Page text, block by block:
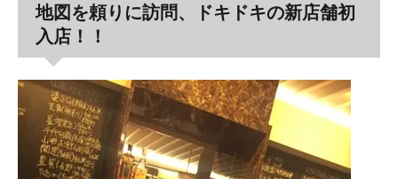
地図を頼りに訪問、ドキドキの新店舗初
入店！！